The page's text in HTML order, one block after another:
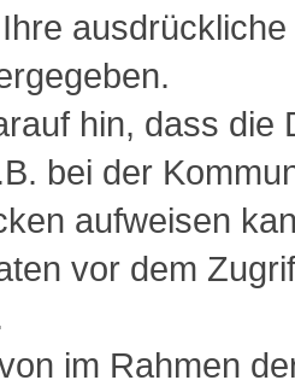
hin, dass die
bei der
aufweisen
vor dem
im Rahmen